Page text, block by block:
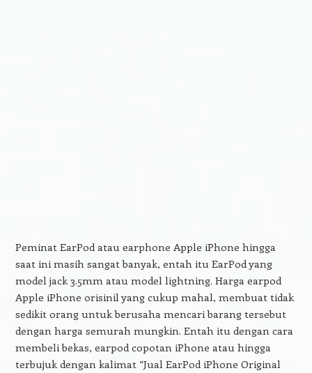
Peminat EarPod atau earphone Apple iPhone hingga
saat ini masih sangat banyak, entah itu EarPod yang
model jack 3.5mm atau model lightning. Harga earpod
Apple iPhone orisinil yang cukup mahal, membuat tidak
sedikit orang untuk berusaha mencari barang tersebut
dengan harga semurah mungkin. Entah itu dengan cara
membeli bekas, earpod copotan iPhone atau hingga
terbujuk dengan kalimat “Jual EarPod iPhone Original